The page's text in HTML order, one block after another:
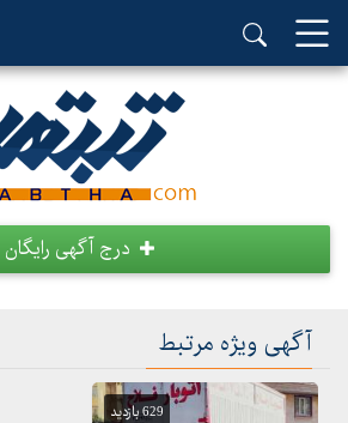
درج آگهی رایگان
آگهی ویژه مرتبط
629 بازدید